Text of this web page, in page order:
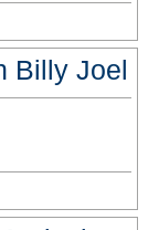
Billy Joel